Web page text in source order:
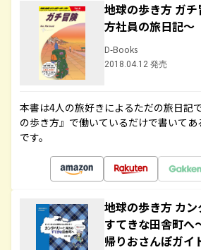
地球の歩き方 ガ
方社員の旅日記～
D-Books
2018.04.12 発売
本書は4人の旅好きによるただの旅日記
の歩き方』で働いているだけで書いて
です。
地球の歩き方 カ
すてきな田舎町へ
帰りおさんぽガイ